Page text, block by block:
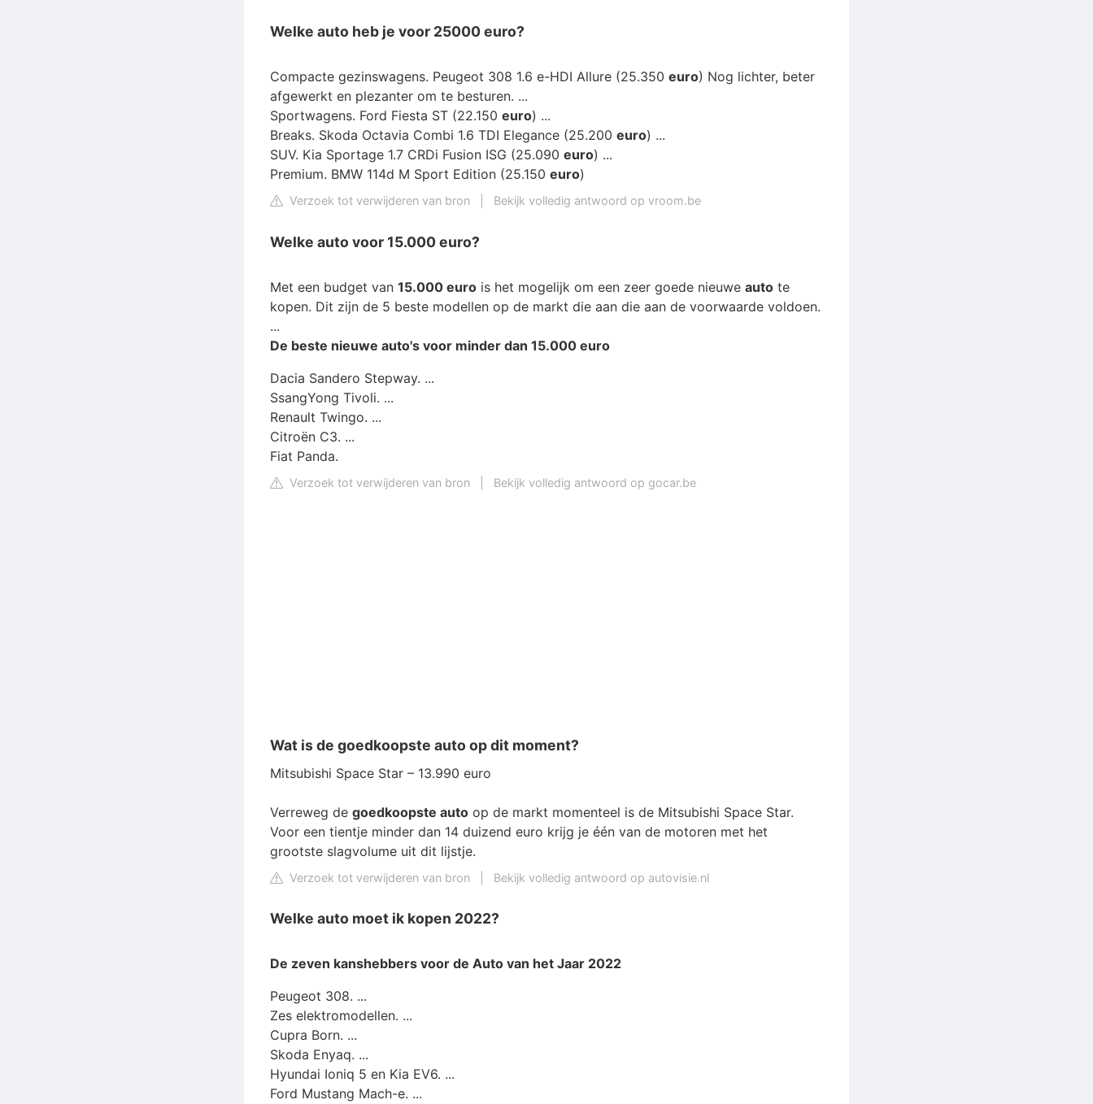
Welke auto heb je voor 25000 euro?
Compacte gezinswagens. Peugeot 308 1.6 e-HDI Allure (25.350 euro) Nog lichter, beter
afgewerkt en plezanter om te besturen. ...
Sportwagens. Ford Fiesta ST (22.150 euro) ...
Breaks. Skoda Octavia Combi 1.6 TDI Elegance (25.200 euro) ...
SUV. Kia Sportage 1.7 CRDi Fusion ISG (25.090 euro) ...
Premium. BMW 114d M Sport Edition (25.150 euro)
Verzoek tot verwijderen van bron Bekijk volledig antwoord op vroom.be
Welke auto voor 15.000 euro?
Met een budget van 15.000 euro is het mogelijk om een zeer goede nieuwe auto te
kopen. Dit zijn de 5 beste modellen op de markt die aan die aan de voorwaarde voldoen.
...
De beste nieuwe auto's voor minder dan 15.000 euro
Dacia Sandero Stepway. ...
SsangYong Tivoli. ...
Renault Twingo. ...
Citroën C3. ...
Fiat Panda.
Verzoek tot verwijderen van bron Bekijk volledig antwoord op gocar.be
Wat is de goedkoopste auto op dit moment?
Mitsubishi Space Star – 13.990 euro
Verreweg de goedkoopste auto op de markt momenteel is de Mitsubishi Space Star.
Voor een tientje minder dan 14 duizend euro krijg je één van de motoren met het
grootste slagvolume uit dit lijstje.
Verzoek tot verwijderen van bron Bekijk volledig antwoord op autovisie.nl
Welke auto moet ik kopen 2022?
De zeven kanshebbers voor de Auto van het Jaar 2022
Peugeot 308. ...
Zes elektromodellen. ...
Cupra Born. ...
Skoda Enyaq. ...
Hyundai Ioniq 5 en Kia EV6. ...
Ford Mustang Mach-e. ...